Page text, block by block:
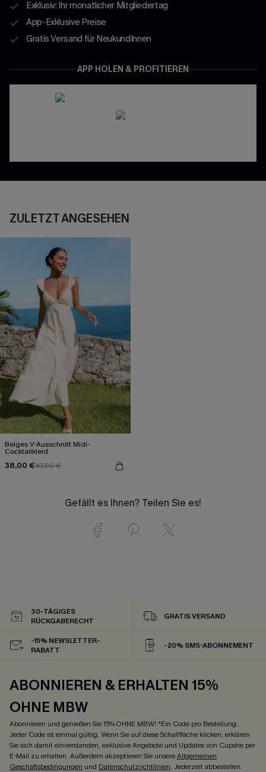
Exklusiv: Ihr monatlicher Mitgliedertag
App-Exklusive Preise
Gratis Versand für NeukundInnen
APP HOLEN & PROFITIEREN
ZULETZT ANGESEHEN
Beiges V-Ausschnitt Midi-
Cocktailkleid
38,00 €47,00 €
Gefällt es Ihnen? Teilen Sie es!
30-TÄGIGES
RÜCKGABERECHT
GRATIS VERSAND
-15% NEWSLETTER-
RABATT
-20% SMS-ABONNEMENT
ABONNIEREN & ERHALTEN 15%
OHNE MBW
Abonnieren und genießen Sie 15% OHNE MBW! *Ein Code pro Bestellung.
Jeder Code ist einmal gültig. Wenn Sie auf diese Schaltfläche klicken, erklären
Sie sich damit einverstanden, exklusive Angebote und Updates von Cupshe per
E-Mail zu erhalten. Außerdem akzeptieren Sie unsereAllgemeinen
Geschäftsbedingungen und Datenschutzrichtlinien. Jederzeit abbestellen.